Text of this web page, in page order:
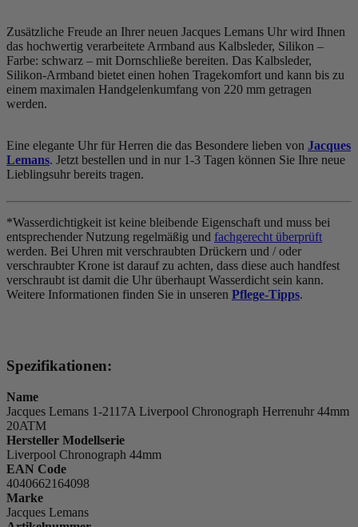
Zusätzliche Freude an Ihrer neuen Jacques Lemans Uhr wird Ihnen
das hochwertig verarbeitete Armband aus Kalbsleder, Silikon –
Farbe: schwarz – mit Dornschließe bereiten. Das Kalbsleder,
Silikon-Armband bietet einen hohen Tragekomfort und kann bis zu
einem maximalen Handgelenkumfang von 220 mm getragen
werden.
Eine elegante Uhr für Herren die das Besondere lieben von Jacques
Lemans. Jetzt bestellen und in nur 1-3 Tagen können Sie Ihre neue
Lieblingsuhr bereits tragen.
*Wasserdichtigkeit ist keine bleibende Eigenschaft und muss bei
entsprechender Nutzung regelmäßig und fachgerecht überprüft
werden. Bei Uhren mit verschraubten Drückern und / oder
verschraubter Krone ist darauf zu achten, dass diese auch handfest
verschraubt ist damit die Uhr überhaupt Wasserdicht sein kann.
Weitere Informationen finden Sie in unseren Pflege-Tipps.
Spezifikationen:
Name
Jacques Lemans 1-2117A Liverpool Chronograph Herrenuhr 44mm
20ATM
Hersteller Modellserie
Liverpool Chronograph 44mm
EAN Code
4040662164098
Marke
Jacques Lemans